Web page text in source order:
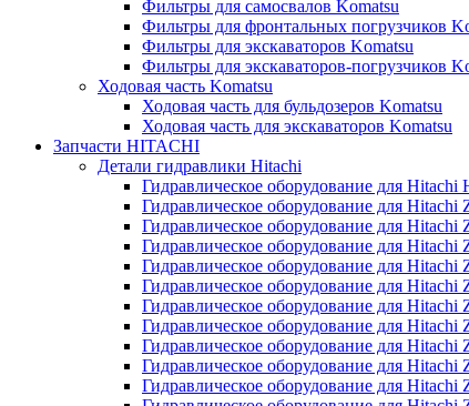
Фильтры для самосвалов Komatsu
Фильтры для фронтальных погрузчиков
Фильтры для экскаваторов Komatsu
Фильтры для экскаваторов-погрузчиков
Ходовая часть Komatsu
Ходовая часть для бульдозеров Komatsu
Ходовая часть для экскаваторов Komatsu
Запчасти HITACHI
Детали гидравлики Hitachi
Гидравлическое оборудование для
Гидравлическое оборудование для Hitachi
Гидравлическое оборудование для Hitachi
Гидравлическое оборудование для Hitachi
Гидравлическое оборудование для Hitachi
Гидравлическое оборудование для
Гидравлическое оборудование для Hitachi
Гидравлическое оборудование для
Гидравлическое оборудование для Hitachi
Гидравлическое оборудование для
Гидравлическое оборудование для Hitachi